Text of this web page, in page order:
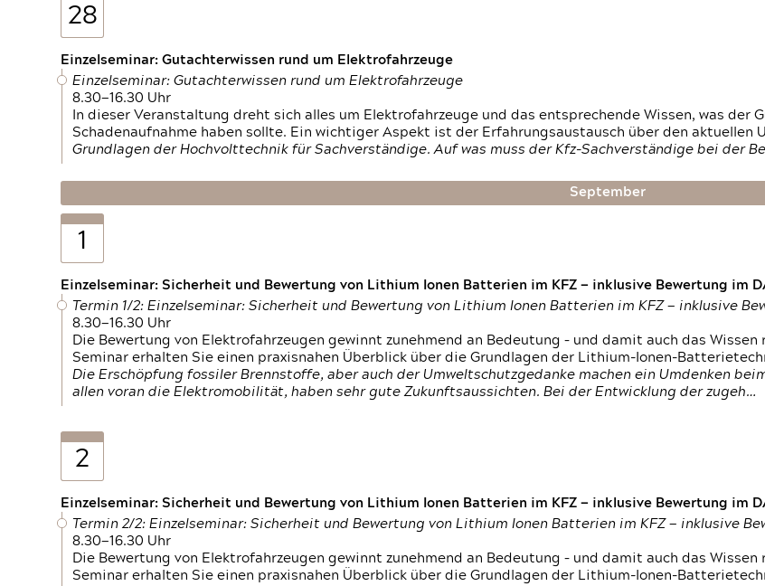
28
Einzelseminar: Gutachterwissen rund um Elektrofahrzeuge
Einzelseminar: Gutachterwissen rund um Elektrofahrzeuge
8.30—16.30 Uhr
In dieser Veranstaltung dreht sich alles um Elektrofahrzeuge und das entsprechende Wissen, was der
Schadenaufnahme haben sollte. Ein wichtiger Aspekt ist der Erfahrungsaustausch über den aktuellen
Grundlagen der Hochvolttechnik für Sachverständige. Auf was muss der Kfz-Sachverständige bei der
September
1
Einzelseminar: Sicherheit und Bewertung von Lithium Ionen Batterien im KFZ — inklusive Bewertung im
Termin 1/2: Einzelseminar: Sicherheit und Bewertung von Lithium Ionen Batterien im KFZ — inklusive
8.30—16.30 Uhr
Die Bewertung von Elektrofahrzeugen gewinnt zunehmend an Bedeutung – und damit auch das
Seminar erhalten Sie einen praxisnahen Überblick über die Grundlagen der Lithium-Ionen-
Die Erschöpfung fossiler Brennstoffe, aber auch der Umweltschutzgedanke machen ein Umdenken
allen voran die Elektromobilität, haben sehr gute Zukunftsaussichten. Bei der Entwicklung der zugeh…
2
Einzelseminar: Sicherheit und Bewertung von Lithium Ionen Batterien im KFZ — inklusive Bewertung im
Termin 2/2: Einzelseminar: Sicherheit und Bewertung von Lithium Ionen Batterien im KFZ — inklusive
8.30—16.30 Uhr
Die Bewertung von Elektrofahrzeugen gewinnt zunehmend an Bedeutung – und damit auch das
Seminar erhalten Sie einen praxisnahen Überblick über die Grundlagen der Lithium-Ionen-